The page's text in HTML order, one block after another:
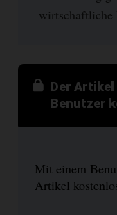
Der
Benutzer
Mit einem
Artikel